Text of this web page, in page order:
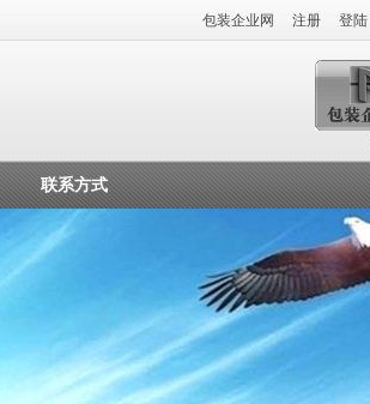
包装企业网 注册 登陆
联系方式